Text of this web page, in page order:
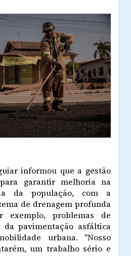
informou que a gestão
garantir melhoria na
da população, com a
de drenagem profunda
exemplo, problemas de
da pavimentação asfáltica
urbana. "Nosso
um trabalho sério e